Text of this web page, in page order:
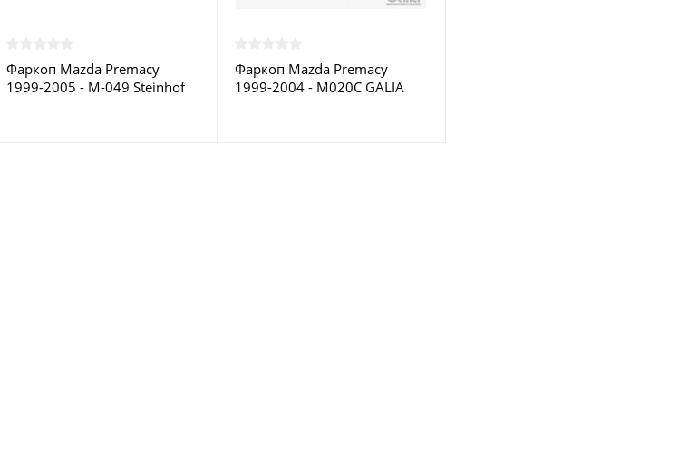
Фаркоп Mazda Premacy
1999-2005 - M-049 Steinhof
Фаркоп Mazda Premacy
1999-2004 - M020C GALIA